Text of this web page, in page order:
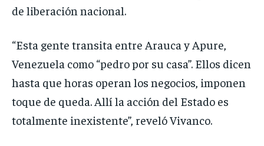
de liberación nacional.
“Esta gente transita entre Arauca y Apure,
Venezuela como “pedro por su casa”. Ellos dicen
hasta que horas operan los negocios, imponen
toque de queda. Allí la acción del Estado es
totalmente inexistente”, reveló Vivanco.